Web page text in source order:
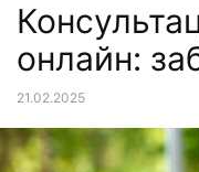
онлайн:
21.02.2025